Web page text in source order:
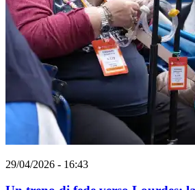
29/04/2026 - 16:43